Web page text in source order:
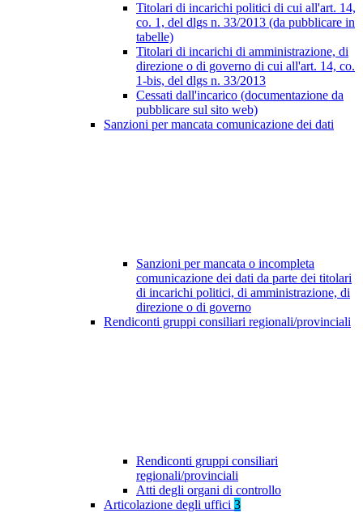
Titolari di incarichi politici di cui all'art. 14,
co. 1, del dlgs n. 33/2013 (da pubblicare in
tabelle)
Titolari di incarichi di amministrazione, di
direzione o di governo di cui all'art. 14, co.
1-bis, del dlgs n. 33/2013
Cessati dall'incarico (documentazione da
pubblicare sul sito web)
Sanzioni per mancata comunicazione dei dati
Sanzioni per mancata o incompleta
comunicazione dei dati da parte dei titolari
di incarichi politici, di amministrazione, di
direzione o di governo
Rendiconti gruppi consiliari regionali/provinciali
Rendiconti gruppi consiliari
regionali/provinciali
Atti degli organi di controllo
Articolazione degli uffici 3